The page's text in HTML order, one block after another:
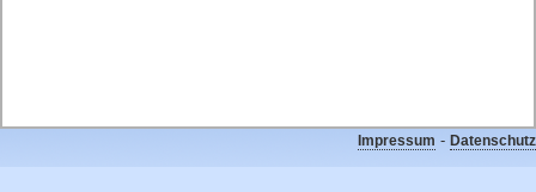
Impressum - Datenschutz